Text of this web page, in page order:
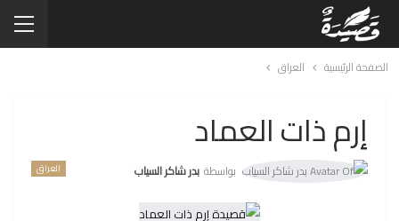
الصفحة الرئيسية العراق
إرم ذات العماد
العراق بواسطة بدر شاكر السياب